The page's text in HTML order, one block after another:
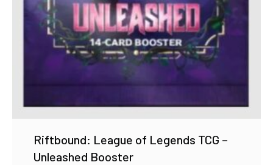
Riftbound: League of Legends TCG –
Unleashed Booster